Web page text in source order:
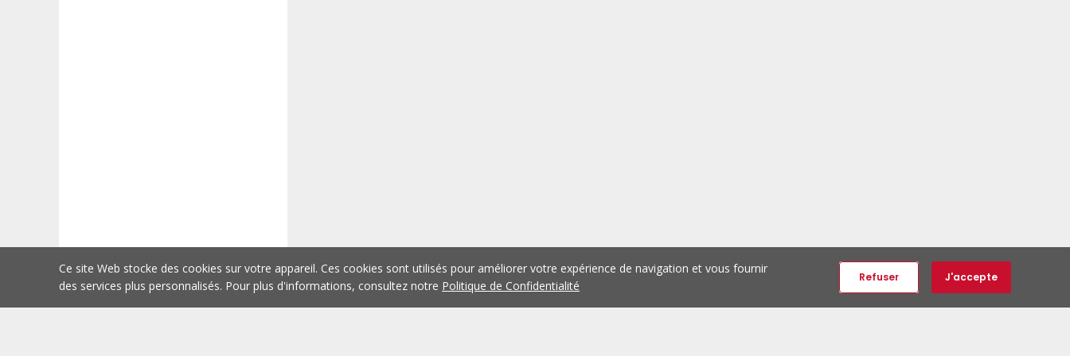
Ce site Web stocke des cookies sur votre appareil. Ces cookies sont utilisés pour améliorer votre expérience de navigation et vous fournir
des services plus personnalisés. Pour plus d'informations, consultez notre Politique de Confidentialité
Refuser J'accepte